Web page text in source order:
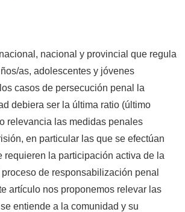
nacional y provincial que regula
as, adolescentes y jóvenes
casos de persecución penal la
debiera ser la última ratio (último
relevancia las medidas penales
en particular las que se efectúan
requieren la participación activa de la
proceso de responsabilización penal
artículo nos proponemos relevar las
entiende a la comunidad y su